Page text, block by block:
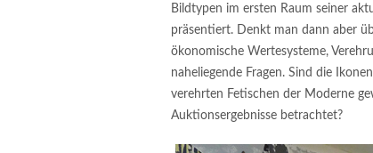
Bildtypen im ersten Raum seiner
präsentiert. Denkt man dann aber
ökonomische Wertesysteme,
naheliegende Fragen. Sind die
verehrten Fetischen der Moderne
Auktionsergebnisse betrachtet?